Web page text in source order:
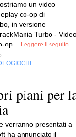
un video
co-op di
in versione
Turbo - Video
op...
Leggere il seguito
piani per
verranno presentati a
ha annunciato il